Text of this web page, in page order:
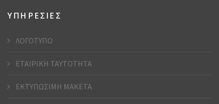
ΥΠΗΡΕΣΙΕΣ
ΛΟΓΟΤΥΠΟ
ΕΤΑΙΡΙΚΗ ΤΑΥΤΟΤΗΤΑ
ΕΚΤΥΠΩΣΙΜΗ ΜΑΚΕΤΑ